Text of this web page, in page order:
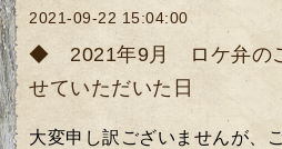
2021-09-22 15:04:00
◆ 2021年9月 ロケ弁のご
せていただいた日
大変申し訳ございませんが、